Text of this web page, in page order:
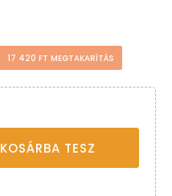
17 420 FT MEGTAKARÍTÁS
KOSÁRBA TESZ